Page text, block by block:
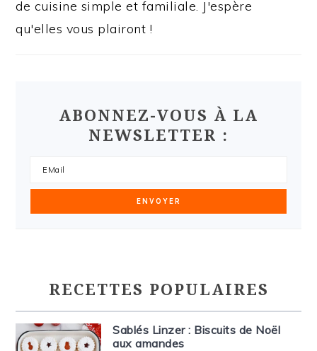
de cuisine simple et familiale. J'espère
qu'elles vous plairont !
ABONNEZ-VOUS À LA
NEWSLETTER :
RECETTES POPULAIRES
Sablés Linzer : Biscuits de Noël
aux amandes